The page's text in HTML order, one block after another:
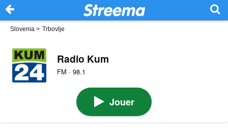
Slovenia > Trbovlje
Radio Kum
FM · 98.1
Jouer